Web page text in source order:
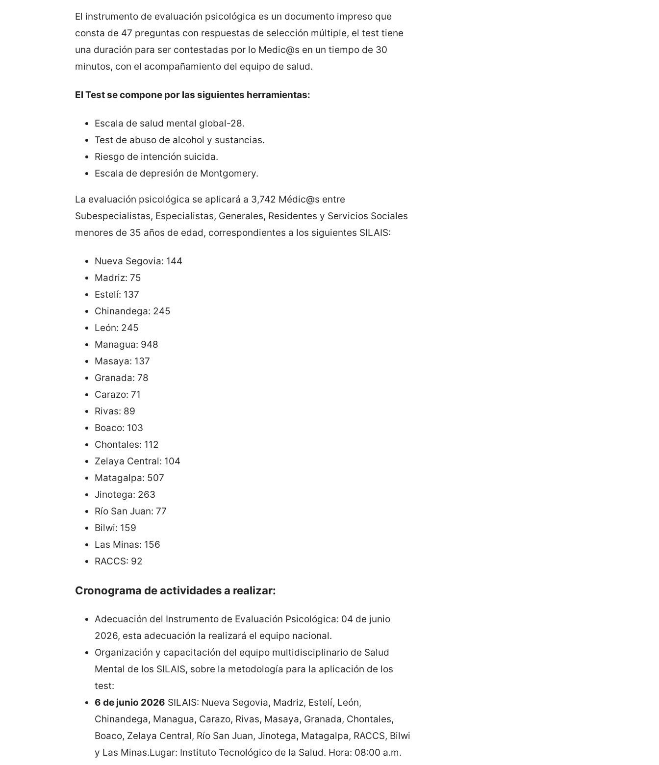
El instrumento de evaluación psicológica es un documento impreso que
consta de 47 preguntas con respuestas de selección múltiple, el test tiene
una duración para ser contestadas por lo Medic@s en un tiempo de 30
minutos, con el acompañamiento del equipo de salud.
El Test se compone por las siguientes herramientas:
Escala de salud mental global-28.
Test de abuso de alcohol y sustancias.
Riesgo de intención suicida.
Escala de depresión de Montgomery.
La evaluación psicológica se aplicará a 3,742 Médic@s entre
Subespecialistas, Especialistas, Generales, Residentes y Servicios Sociales
menores de 35 años de edad, correspondientes a los siguientes SILAIS:
Nueva Segovia: 144
Madriz: 75
Estelí: 137
Chinandega: 245
León: 245
Managua: 948
Masaya: 137
Granada: 78
Carazo: 71
Rivas: 89
Boaco: 103
Chontales: 112
Zelaya Central: 104
Matagalpa: 507
Jinotega: 263
Río San Juan: 77
Bilwi: 159
Las Minas: 156
RACCS: 92
Cronograma de actividades a realizar:
Adecuación del Instrumento de Evaluación Psicológica: 04 de junio
2026, esta adecuación la realizará el equipo nacional.
Organización y capacitación del equipo multidisciplinario de Salud
Mental de los SILAIS, sobre la metodología para la aplicación de los
test:
6 de junio 2026 SILAIS: Nueva Segovia, Madriz, Estelí, León,
Chinandega, Managua, Carazo, Rivas, Masaya, Granada, Chontales,
Boaco, Zelaya Central, Río San Juan, Jinotega, Matagalpa, RACCS, Bilwi
y Las Minas.Lugar: Instituto Tecnológico de la Salud. Hora: 08:00 a.m.